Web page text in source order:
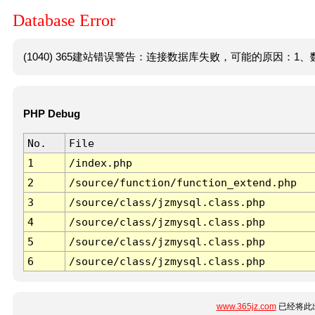
Database Error
(1040) 365建站错误警告：连接数据库失败，可能的原因：1
PHP Debug
No.
File
1
/index.php
2
/source/function/function_extend.php
3
/source/class/jzmysql.class.php
4
/source/class/jzmysql.class.php
5
/source/class/jzmysql.class.php
6
/source/class/jzmysql.class.php
www.365jz.com已经将此